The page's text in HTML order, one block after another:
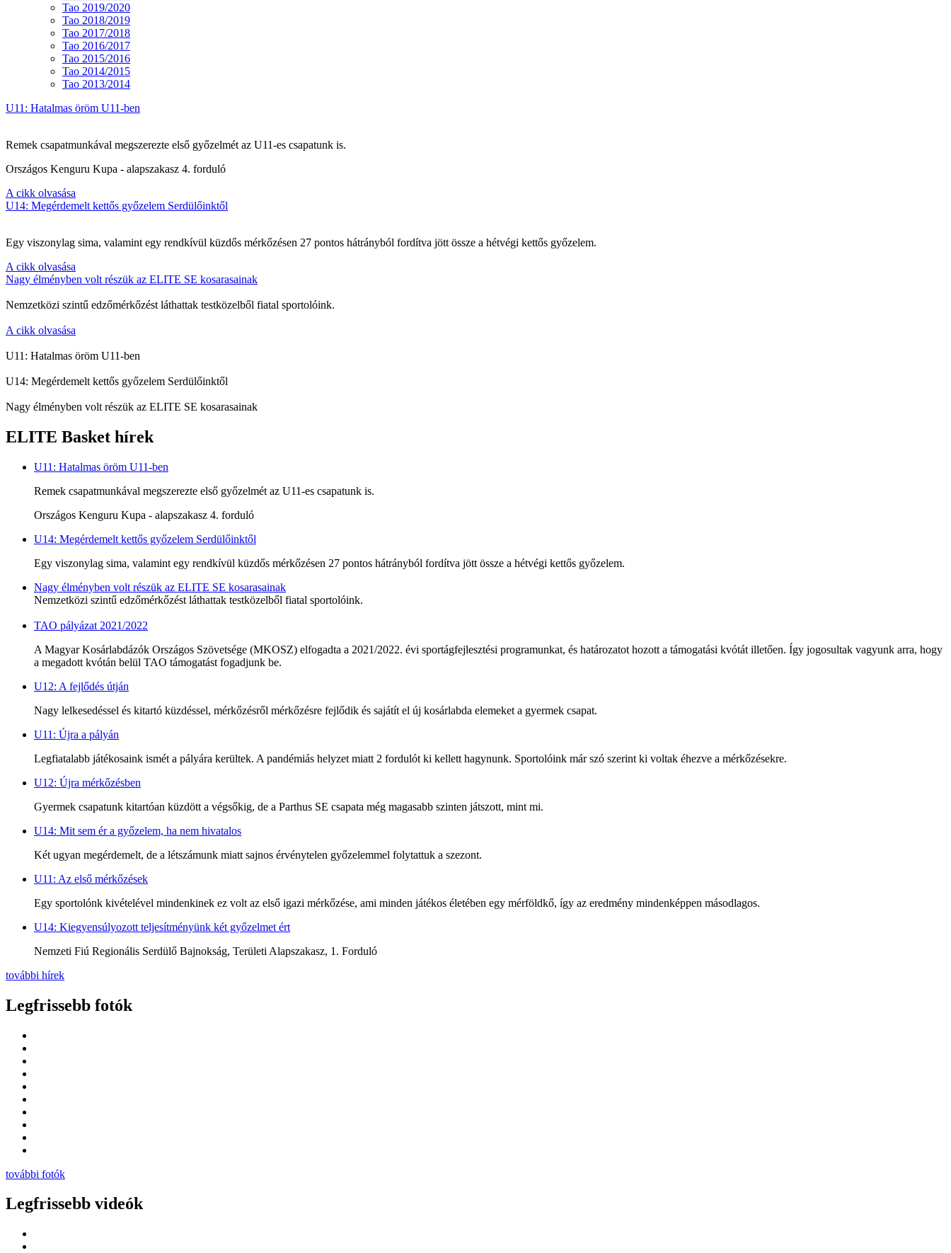
Tao 2019/2020
Tao 2018/2019
Tao 2017/2018
Tao 2016/2017
Tao 2015/2016
Tao 2014/2015
Tao 2013/2014
U11: Hatalmas öröm U11-ben
Remek csapatmunkával megszerezte első győzelmét az U11-es csapatunk is.
Országos Kenguru Kupa - alapszakasz 4. forduló
A cikk olvasása
U14: Megérdemelt kettős győzelem Serdülőinktől
Egy viszonylag sima, valamint egy rendkívül küzdős mérkőzésen 27 pontos hátrányból fordítva jött össze a hétvégi kettős győzelem.
A cikk olvasása
Nagy élményben volt részük az ELITE SE kosarasainak
Nemzetközi szintű edzőmérkőzést láthattak testközelből fiatal sportolóink.
A cikk olvasása
U11: Hatalmas öröm U11-ben
U14: Megérdemelt kettős győzelem Serdülőinktől
Nagy élményben volt részük az ELITE SE kosarasainak
ELITE Basket hírek
U11: Hatalmas öröm U11-ben
Remek csapatmunkával megszerezte első győzelmét az U11-es csapatunk is.
Országos Kenguru Kupa - alapszakasz 4. forduló
U14: Megérdemelt kettős győzelem Serdülőinktől
Egy viszonylag sima, valamint egy rendkívül küzdős mérkőzésen 27 pontos hátrányból fordítva jött össze a hétvégi kettős győzelem.
Nagy élményben volt részük az ELITE SE kosarasainak
Nemzetközi szintű edzőmérkőzést láthattak testközelből fiatal sportolóink.
TAO pályázat 2021/2022
A Magyar Kosárlabdázók Országos Szövetsége (MKOSZ) elfogadta a 2021/2022. évi sportágfejlesztési programunkat, és határozatot hozott a támogatási kvótát illetően. Így jogosultak vagyunk arra, hogy
a megadott kvótán belül TAO támogatást fogadjunk be.
U12: A fejlődés útján
Nagy lelkesedéssel és kitartó küzdéssel, mérkőzésről mérkőzésre fejlődik és sajátít el új kosárlabda elemeket a gyermek csapat.
U11: Újra a pályán
Legfiatalabb játékosaink ismét a pályára kerültek. A pandémiás helyzet miatt 2 fordulót ki kellett hagynunk. Sportolóink már szó szerint ki voltak éhezve a mérkőzésekre.
U12: Újra mérkőzésben
Gyermek csapatunk kitartóan küzdött a végsőkig, de a Parthus SE csapata még magasabb szinten játszott, mint mi.
U14: Mit sem ér a győzelem, ha nem hivatalos
Két ugyan megérdemelt, de a létszámunk miatt sajnos érvénytelen győzelemmel folytattuk a szezont.
U11: Az első mérkőzések
Egy sportolónk kivételével mindenkinek ez volt az első igazi mérkőzése, ami minden játékos életében egy mérföldkő, így az eredmény mindenképpen másodlagos.
U14: Kiegyensúlyozott teljesítményünk két győzelmet ért
Nemzeti Fiú Regionális Serdülő Bajnokság, Területi Alapszakasz, 1. Forduló
további hírek
Legfrissebb fotók
további fotók
Legfrissebb videók